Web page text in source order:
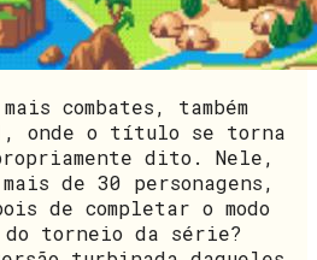
combates, também
onde o título se torna
dito. Nele,
de 30 personagens,
de completar o modo
torneio da série?